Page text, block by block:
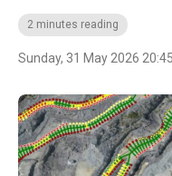
2 minutes reading
Sunday, 31 May 2026 20:45